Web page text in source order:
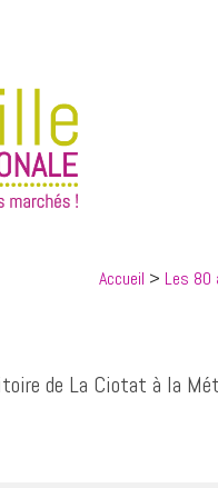
Accueil > Les 80
de La Ciotat à la